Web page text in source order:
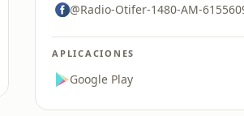
@Radio-Otifer-1480-AM-
APLICACIONES
Google Play